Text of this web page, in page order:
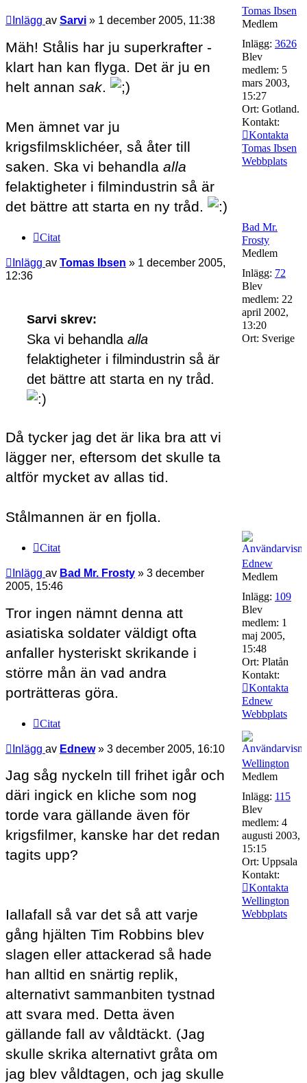
Inlägg av Sarvi » 1 december 2005, 11:38
Mäh! Stålis har ju superkrafter -
klart han kan flyga. Det är ju en
helt annan sak.
Men ämnet var ju
krigsfilmsklichéer, så åter till
saken. Ska vi behandla alla
felaktigheter i filmindustrin så är
det bättre att starta en ny tråd.
Tomas Ibsen
Medlem
Inlägg: 3626
Blev
medlem: 5
mars 2003,
15:27
Ort: Gotland.
Kontakt:
Kontakta
Tomas Ibsen
Webbplats
Citat
Inlägg av Tomas Ibsen » 1 december 2005,
12:36
Sarvi skrev:
Ska vi behandla alla
felaktigheter i filmindustrin så är
det bättre att starta en ny tråd.
Då tycker jag det är lika bra att vi
lägger ner, eftersom det skulle ta
altför mycket av allas tid.
Stålmannen är en fjolla.
Bad Mr.
Frosty
Medlem
Inlägg: 72
Blev
medlem: 22
april 2002,
13:20
Ort: Sverige
Citat
Inlägg av Bad Mr. Frosty » 3 december
2005, 15:46
Tror ingen nämnt denna att
asiatiska soldater väldigt ofta
anfaller hysteriskt skrikande i
större mån än vad andra
porträtteras göra.
Ednew
Medlem
Inlägg: 109
Blev
medlem: 1
maj 2005,
15:48
Ort: Platån
Kontakt:
Kontakta
Ednew
Webbplats
Citat
Inlägg av Ednew» 3 december 2005, 16:10
Jag såg nyckeln till frihet igår och
däri ingick en kliche som nog
torde vara gällande även för
krigsfilmer, kanske har det redan
tagits upp?
Iallafall så var det så att varje
gång hjälten Tim Robbins blev
slagen eller attackerad så hade
han alltid en snärtig replik,
alternativt sammanbiten tystnad
att svara med. Detta även
gällande fall av våldtäckt. (Jag
skulle skrika alternativt gråta om
jag blev våldtagen, och jag skulle
Wellington
Medlem
Inlägg: 115
Blev
medlem: 4
augusti 2003,
15:15
Ort: Uppsala
Kontakt:
Kontakta
Wellington
Webbplats